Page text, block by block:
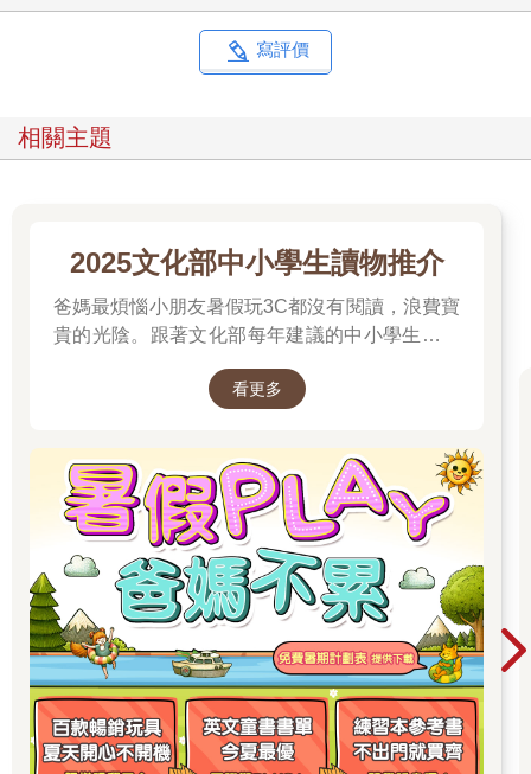
寫評價
相關主題
2025文化部中小學生讀物推介
爸媽最煩惱小朋友暑假玩3C都沒有閱讀，浪費寶
貴的光陰。跟著文化部每年建議的中小學生讀物
看更多